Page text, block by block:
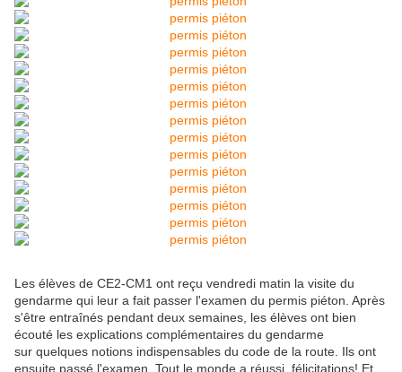
Les élèves de CE2-CM1 ont reçu vendredi matin la visite du
gendarme qui leur a fait passer l'examen du permis piéton. Après
s'être entraînés pendant deux semaines, les élèves ont bien
écouté les explications complémentaires du gendarme
sur quelques notions indispensables du code de la route. Ils ont
ensuite passé l'examen. Tout le monde a réussi, félicitations! Et